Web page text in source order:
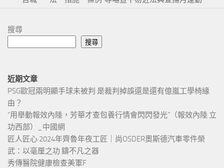
搜尋
搜尋
近期文章
PSG歐冠兩明顯手球未被判 是裁判掉誤還是還有億嵐工學椅緣
由？
“用舉動報效內陸，芳華才查包養行情會閃閃發光”（報效內陸 立
功西部）_中國網
匠人匠心·2024年齊魯年夜工匠｜尚OSDER奧斯德汽車零件榮
武：以毫厘之功 鑄不凡之器
秀傳醫院健康檢查美軍F